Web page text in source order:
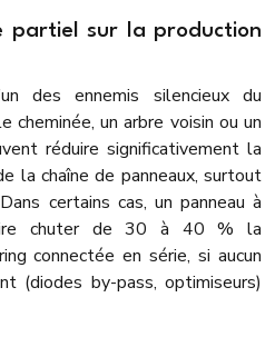
partiel sur la production
des ennemis silencieux du
cheminée, un arbre voisin ou un
réduire significativement la
la chaîne de panneaux, surtout
certains cas, un panneau à
chuter de 30 à 40 % la
connectée en série, si aucun
(diodes by-pass, optimiseurs)